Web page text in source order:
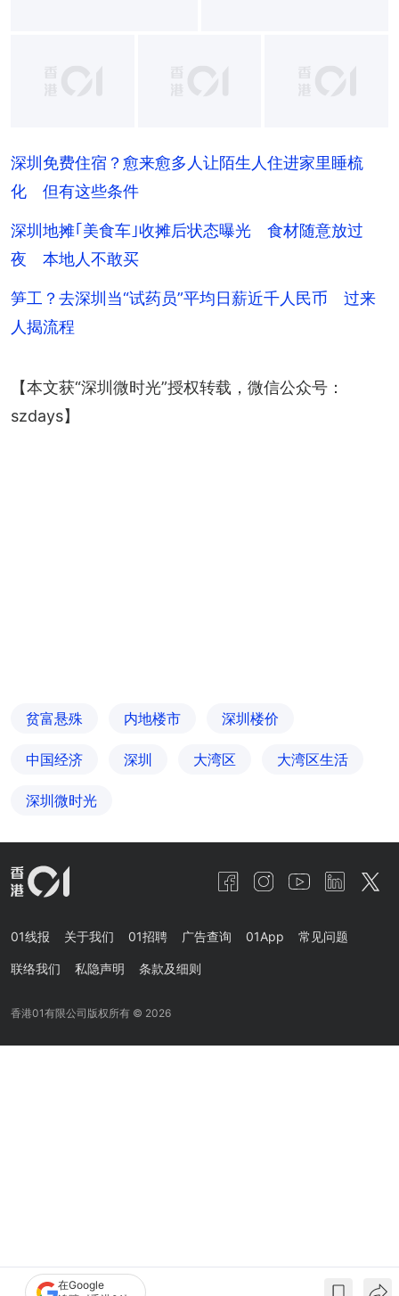
+ 34
深圳免费住宿？愈来愈多人让陌生人住进家里睡梳
化 但有这些条件
深圳地摊｢美食车｣收摊后状态曝光 食材随意放过
夜 本地人不敢买
笋工？去深圳当“试药员”平均日薪近千人民币 过来
人揭流程
【本文获“深圳微时光”授权转载，微信公众号：
szdays】
贫富悬殊 内地楼市 深圳楼价
中国经济 深圳 大湾区 大湾区生活
深圳微时光
在Google
01线报 关于我们 01招聘 广告查询 01App 常见问题
联络我们 私隐声明 条款及细则
香港01有限公司版权所有 © 2026